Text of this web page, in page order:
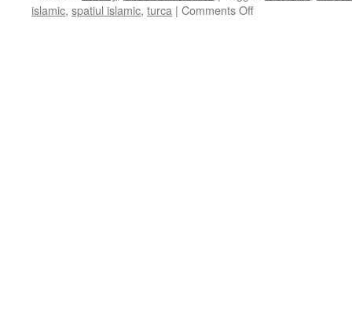
islamic, spatiul islamic, turca | Comments Offon